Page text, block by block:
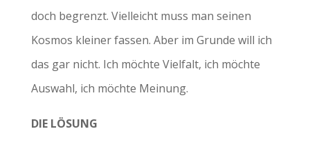
doch begrenzt. Vielleicht muss man seinen
Kosmos kleiner fassen. Aber im Grunde will ich
das gar nicht. Ich möchte Vielfalt, ich möchte
Auswahl, ich möchte Meinung.
DIE LÖSUNG